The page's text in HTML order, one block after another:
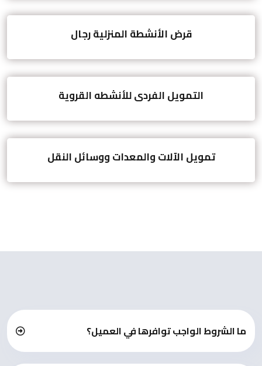
قرض الأنشطة المنزلية رجال
التمويل الفردى للأنشطه القروية
تمويل الآلات والمعدات ووسائل النقل
ما الشروط الواجب توافرها في العميل؟